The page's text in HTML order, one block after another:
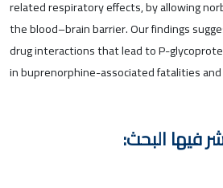
relatedrespiratoryeffects, by allowing
the blood–brain barrier. Our findings
drug interactions that lead toP-
inbuprenorphine-associated fatalities and
فيها البحث: